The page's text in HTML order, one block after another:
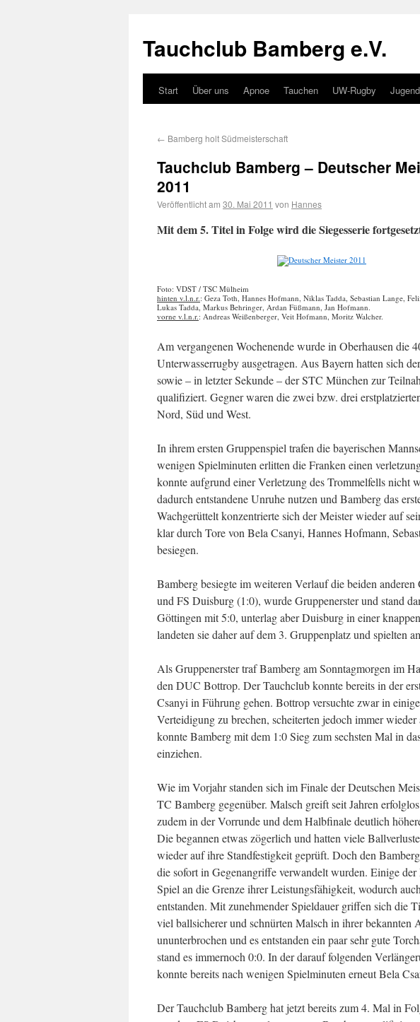
Tauchclub Bamberg e.V.
Start Über uns Apnoe Tauchen UW-Rugby Jugend
← Bamberg holt Südmeisterschaft
Tauchclub Bamberg – Deutscher
2011
Veröffentlicht am 30. Mai 2011 von Hannes
Mit dem 5. Titel in Folge wird die Siegesserie
Foto: VDST / TSC Mülheim
hinten v.l.n.r.: Geza Toth, Hannes Hofmann, Niklas Tadda, Sebastian Lange,
Lukas Tadda, Markus Behringer, Ardan Füßmann, Jan Hofmann.
vorne v.l.n.r.: Andreas Weißenberger, Veit Hofmann, Moritz Walcher.
Am vergangenen Wochenende wurde in Oberhausen die
Unterwasserrugby ausgetragen. Aus Bayern hatten sich
sowie – in letzter Sekunde – der STC München zur
qualifiziert. Gegner waren die zwei bzw. drei
Nord, Süd und West.
In ihrem ersten Gruppenspiel trafen die bayerischen
wenigen Spielminuten erlitten die Franken einen
konnte aufgrund einer Verletzung des Trommelfells nicht
dadurch entstandene Unruhe nutzen und Bamberg das
Wachgerüttelt konzentrierte sich der Meister wieder auf
klar durch Tore von Bela Csanyi, Hannes Hofmann,
besiegen.
Bamberg besiegte im weiteren Verlauf die beiden
und FS Duisburg (1:0), wurde Gruppenerster und stand
Göttingen mit 5:0, unterlag aber Duisburg in einer
landeten sie daher auf dem 3. Gruppenplatz und spielten
Als Gruppenerster traf Bamberg am Sonntagmorgen im
den DUC Bottrop. Der Tauchclub konnte bereits in der
Csanyi in Führung gehen. Bottrop versuchte zwar in
Verteidigung zu brechen, scheiterten jedoch immer
konnte Bamberg mit dem 1:0 Sieg zum sechsten Mal in
einziehen.
Wie im Vorjahr standen sich im Finale der Deutschen
TC Bamberg gegenüber. Malsch greift seit Jahren
zudem in der Vorrunde und dem Halbfinale deutlich
Die begannen etwas zögerlich und hatten viele
wieder auf ihre Standfestigkeit geprüft. Doch den
die sofort in Gegenangriffe verwandelt wurden. Einige der
Spiel an die Grenze ihrer Leistungsfähigkeit, wodurch
entstanden. Mit zunehmender Spieldauer griffen sich die
viel ballsicherer und schnürten Malsch in ihrer
ununterbrochen und es entstanden ein paar sehr gute
stand es immernoch 0:0. In der darauf folgenden
konnte bereits nach wenigen Spielminuten erneut Bela
Der Tauchclub Bamberg hat jetzt bereits zum 4. Mal in